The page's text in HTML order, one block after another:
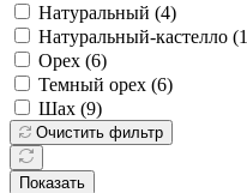
Натуральный (4)
Натуральный-кастелло (1
Орех (6)
Темный орех (6)
Шах (9)
Очистить фильтр
Показать